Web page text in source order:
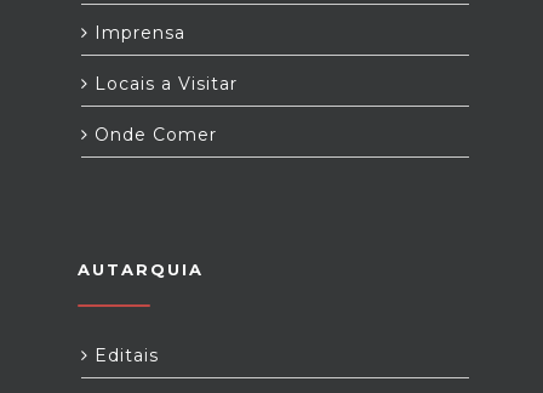
Imprensa
Locais a Visitar
Onde Comer
AUTARQUIA
Editais